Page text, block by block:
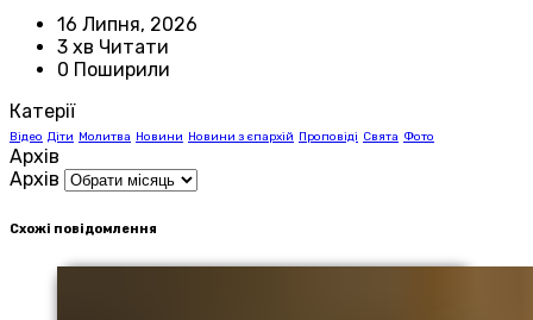
16 Липня, 2026
3 хв Читати
0 Поширили
Катерії
Відео Діти Молитва Новини Новини з єпархій Проповіді Свята Фото
Архів
Архів
Схожі повідомлення